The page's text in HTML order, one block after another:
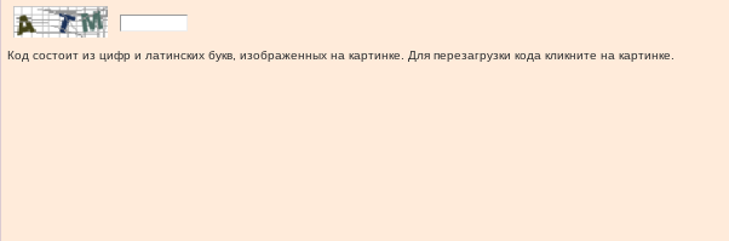
Код состоит из цифр и латинских букв, изображенных на картинке. Для перезагрузки кода кликните на картинке.